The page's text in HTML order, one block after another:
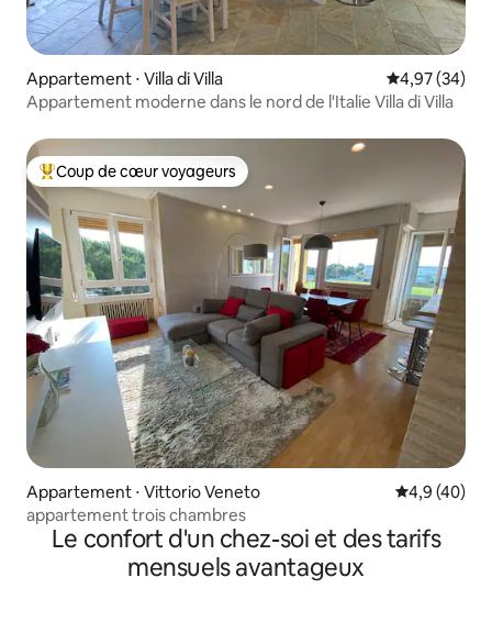
Appartement ⋅ Villa di Villa Évaluation
4,97 (34)
Appartement moderne dans le nord de l'Italie Villa di Villa
Coups de cœur voyageurs les plus appréciés
Coup de cœur voyageurs
Appartement ⋅ Vittorio Veneto Évaluation
4,9 (40)
appartement trois chambres
Le confort d'un chez-soi et des tarifs
mensuels avantageux